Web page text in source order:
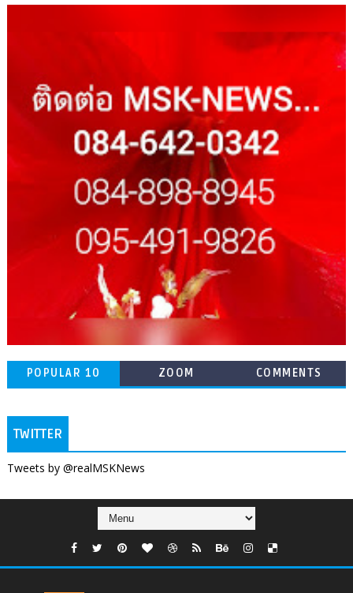
POPULAR 10 ZOOM COMMENTS
TWITTER
Tweets by @realMSKNews